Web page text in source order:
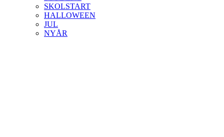
SKOLSTART
HALLOWEEN
JUL
NYÅR